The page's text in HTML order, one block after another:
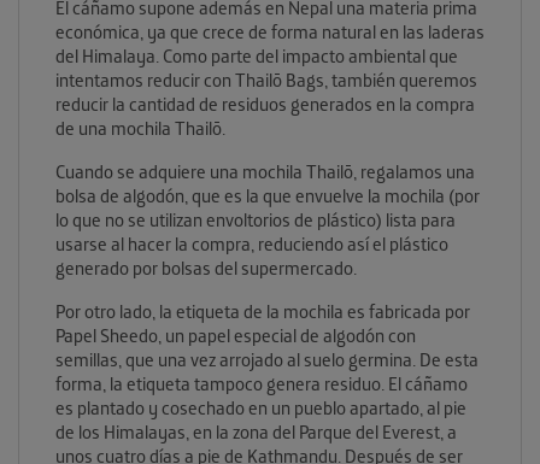
El cáñamo supone además en Nepal una materia prima
económica, ya que crece de forma natural en las laderas
del Himalaya. Como parte del impacto ambiental que
intentamos reducir con Thailō Bags, también queremos
reducir la cantidad de residuos generados en la compra
de una mochila Thailō.
Cuando se adquiere una mochila Thailō, regalamos una
bolsa de algodón, que es la que envuelve la mochila (por
lo que no se utilizan envoltorios de plástico) lista para
usarse al hacer la compra, reduciendo así el plástico
generado por bolsas del supermercado.
Por otro lado, la etiqueta de la mochila es fabricada por
Papel Sheedo, un papel especial de algodón con
semillas, que una vez arrojado al suelo germina. De esta
forma, la etiqueta tampoco genera residuo. El cáñamo
es plantado y cosechado en un pueblo apartado, al pie
de los Himalayas, en la zona del Parque del Everest, a
unos cuatro días a pie de Kathmandu. Después de ser